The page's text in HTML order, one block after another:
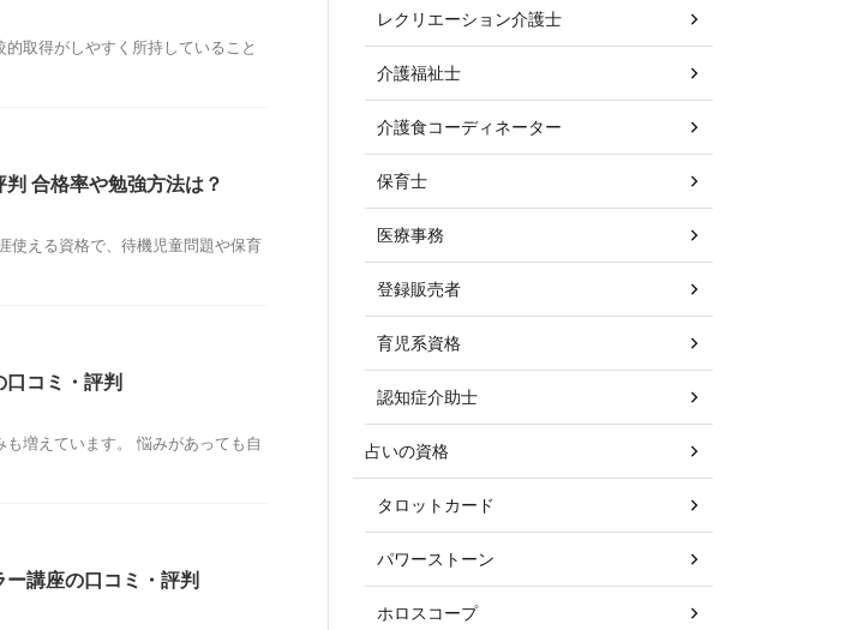
取得がしやすく所持していること
合格率や勉強方法は？
使える資格で、待機児童問題や保育
コミ・評判
増えています。 悩みがあっても自
講座の口コミ・評判
レクリエーション介護士
介護福祉士
介護食コーディネーター
保育士
医療事務
登録販売者
育児系資格
認知症介助士
占いの資格
タロットカード
パワーストーン
ホロスコープ